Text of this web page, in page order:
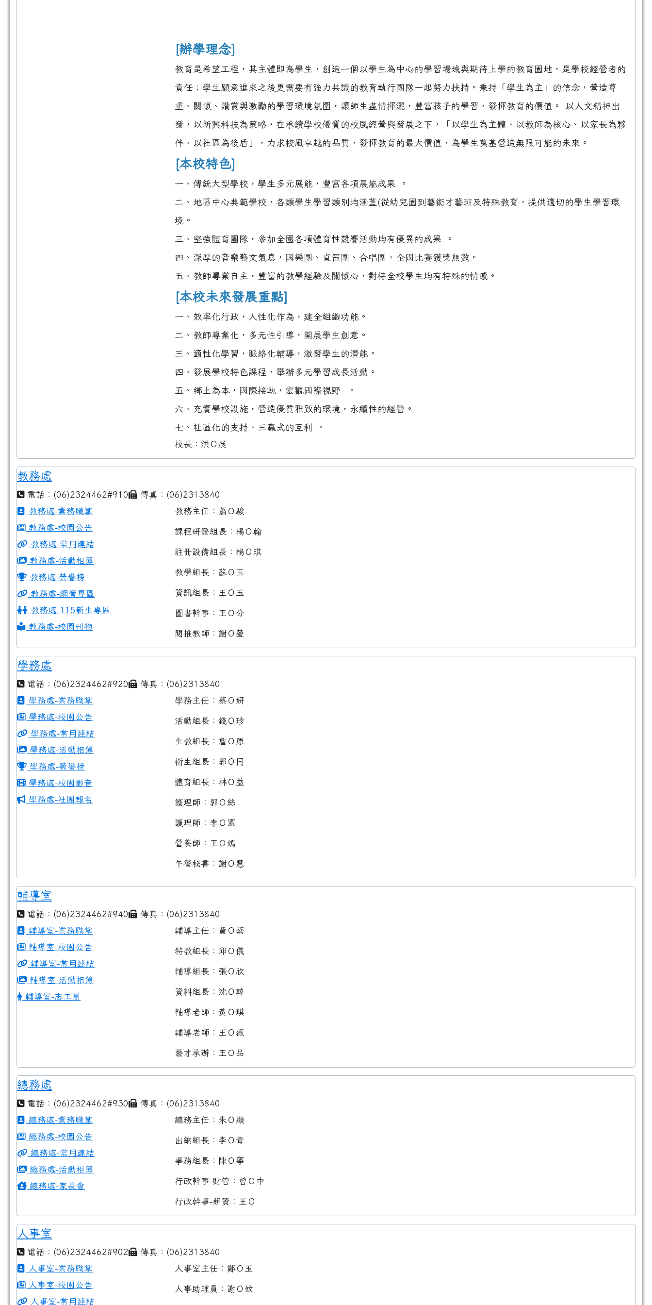
[辦學理念]
教育是希望工程，其主體即為學生，創造一個以學生為中心的學習場域與期待上學的教育園地，是學校經營者的
責任；學生願意進來之後更需要有強力共識的教育執行團隊一起努力扶持。秉持「學生為主」的信念，營造尊
重、關懷、讚賞與激勵的學習環境氛圍，讓師生盡情揮灑，豐富孩子的學習，發揮教育的價值。 以人文精神出
發，以新興科技為策略，在承續學校優質的校風經營與發展之下，「以學生為主體、以教師為核心、以家長為夥
伴、以社區為後盾」，力求校風卓越的品質，發揮教育的最大價值，為學生奠基營造無限可能的未來。
[本校特色]
一、傳統大型學校，學生多元展能，豐富各項展能成果 。
二、地區中心典範學校，各類學生學習類別均涵蓋(從幼兒園到藝術才藝班及特殊教育，提供適切的學生學習環
境。
三、堅強體育團隊，參加全國各項體育性競賽活動均有優異的成果 。
四、深厚的音樂藝文氣息，國樂團、直笛團、合唱團，全國比賽獲獎無數。
五、教師專業自主，豐富的教學經驗及關懷心，對待全校學生均有特殊的情感。
[本校未來發展重點]
一、效率化行政，人性化作為，建全組織功能。
二、教師專業化，多元性引導，開展學生創意。
三、適性化學習，脈絡化輔導，激發學生的潛能。
四、發展學校特色課程，舉辦多元學習成長活動。
五、鄉土為本，國際接軌，宏觀國際視野 。
六、充實學校設施，營造優質雅致的環境，永續性的經營。
七、社區化的支持、三贏式的互利 。
校長：洪Ｏ展
教務處
電話：(06)2324462#910
傳真：(06)2313840
教務處-業務職掌
教務處-校園公告
教務處-常用連結
教務處-活動相簿
教務處-榮譽榜
教務處-網管專區
教務處-115新生專區
教務處-校園刊物
教務主任：蕭Ｏ駿
課程研發組長：楊Ｏ翰
註冊設備組長：楊Ｏ琪
教學組長：蘇Ｏ玉
資訊組長：王Ｏ玉
圖書幹事：王Ｏ分
閱推教師：謝Ｏ瑩
學務處
電話：(06)2324462#920
傳真：(06)2313840
學務處-業務職掌
學務處-校園公告
學務處-常用連結
學務處-活動相簿
學務處-榮譽榜
學務處-校園影音
學務處-社團報名
學務主任：蔡Ｏ妍
活動組長：錢Ｏ珍
生教組長：詹Ｏ原
衛生組長：郭Ｏ同
體育組長：林Ｏ益
護理師：郭Ｏ絲
護理師：李Ｏ憲
營養師：王Ｏ嫣
午餐秘書：謝Ｏ慧
輔導室
電話：(06)2324462#940
傳真：(06)2313840
輔導室-業務職掌
輔導室-校園公告
輔導室-常用連結
輔導室-活動相簿
輔導室-志工團
輔導主任：黃Ｏ棻
特教組長：邱Ｏ儀
輔導組長：張Ｏ欣
資料組長：沈Ｏ韓
輔導老師：黃Ｏ琪
輔導老師：王Ｏ薇
藝才承辦：王Ｏ品
總務處
電話：(06)2324462#930
傳真：(06)2313840
總務處-業務職掌
總務處-校園公告
總務處-常用連結
總務處-活動相簿
總務處-家長會
總務主任：朱Ｏ顯
出納組長：李Ｏ青
事務組長：陳Ｏ寧
行政幹事-財管：曾Ｏ中
行政幹事-薪資：王Ｏ
人事室
電話：(06)2324462#902
傳真：(06)2313840
人事室-業務職掌
人事室-校園公告
人事室-常用連結
人事室主任：鄭Ｏ玉
人事助理員：謝Ｏ妏